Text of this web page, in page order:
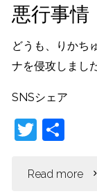
う
人
の
悪行事情
どうも、りかち
ナを侵攻しまし
SNSシェア
T
itt
Read more "悪